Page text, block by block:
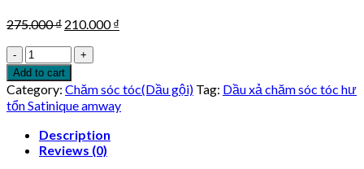
275.000₫ Original
was:
275.000 ₫.
210.000₫
Dầu
xả
chăm
sóc
tóc
hư
tổn
Add to cart
Category: Chăm sóc tóc(Dầu gội) Tag: Dầu xả chăm sóc tóc hư
tổn Satinique amway
Description
Reviews (0)